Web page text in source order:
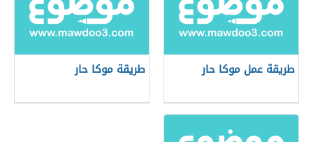
طريقة عمل موكا حار طريقة موكا حار